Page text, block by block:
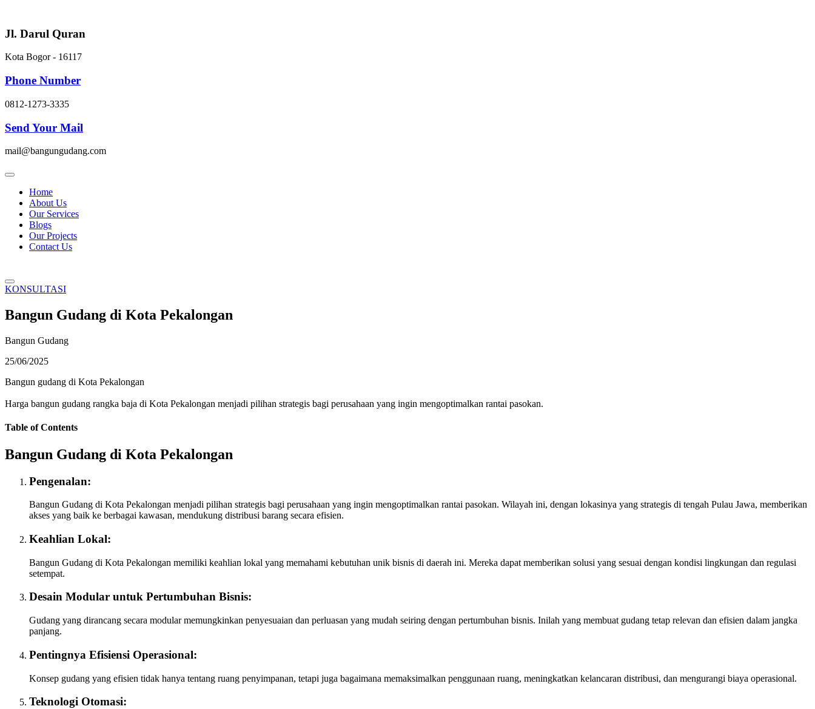
content
Jl. Darul Quran
Kota Bogor - 16117
Phone Number
0812-1273-3335
Send Your Mail
mail@bangungudang.com
Home
About Us
Our Services
Blogs
Our Projects
Contact Us
KONSULTASI
Bangun Gudang di Kota Pekalongan
Bangun Gudang
25/06/2025
Bangun gudang di Kota Pekalongan
Harga bangun gudang rangka baja di Kota Pekalongan menjadi pilihan strategis bagi perusahaan yang ingin mengoptimalkan rantai pasokan.
Table of Contents
Bangun Gudang di Kota Pekalongan
Pengenalan:
Bangun Gudang di Kota Pekalongan menjadi pilihan strategis bagi perusahaan yang ingin mengoptimalkan rantai pasokan. Wilayah ini, dengan lokasinya yang strategis di tengah Pulau Jawa, memberikan
akses yang baik ke berbagai kawasan, mendukung distribusi barang secara efisien.
Keahlian Lokal:
Bangun Gudang di Kota Pekalongan memiliki keahlian lokal yang memahami kebutuhan unik bisnis di daerah ini. Mereka dapat memberikan solusi yang sesuai dengan kondisi lingkungan dan regulasi
setempat.
Desain Modular untuk Pertumbuhan Bisnis:
Gudang yang dirancang secara modular memungkinkan penyesuaian dan perluasan yang mudah seiring dengan pertumbuhan bisnis. Inilah yang membuat gudang tetap relevan dan efisien dalam jangka
panjang.
Pentingnya Efisiensi Operasional:
Konsep gudang yang efisien tidak hanya tentang ruang penyimpanan, tetapi juga bagaimana memaksimalkan penggunaan ruang, meningkatkan kelancaran distribusi, dan mengurangi biaya operasional.
Teknologi Otomasi: